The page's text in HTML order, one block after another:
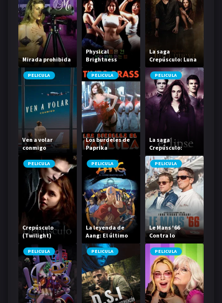
Mirada prohibida
Physical
Brightness
La saga
Crepúsculo: Luna
nueva
PELICULA
Ven a volar
conmigo
PELICULA
Los burdeles de
Paprika
PELICULA
La saga
Crepúsculo:
Eclipse
PELICULA
Crepúsculo
(Twilight)
PELICULA
La leyenda de
Aang: El último
Airbender
PELICULA
Le Mans '66
Contra lo
imposible
PELICULA PELICULA PELICULA